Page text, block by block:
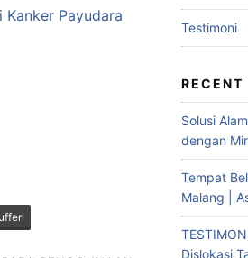
Kanker Payudara
Testimoni
RECENT
Solusi
dengan
Tempat
Malang |
Dislokasi